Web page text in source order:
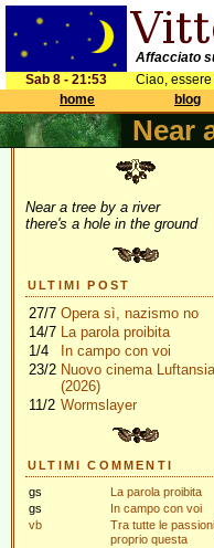
Affacciato
Sab 8 - 21:53
Ciao,
home
blog
Near
Near a tree by a river
there's a hole in the ground
ULTIMI POST
27/7 Opera sì, nazismo no
14/7 La parola proibita
1/4
In campo con voi
23/2 Nuovo cinema Luftansia
(2026)
11/2 Wormslayer
ULTIMI COMMENTI
gs
La parola proibita
gs
In campo con voi
vb
Tra tutte le passioni,
proprio questa